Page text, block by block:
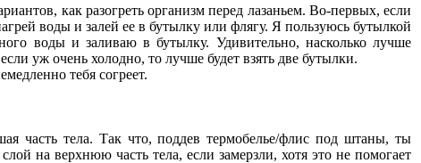
как разогреть организм перед лазаньем. Во-первых, если
воды и залей ее в бутылку или флягу. Я пользуюсь бутылкой
воды и заливаю в бутылку. Удивительно, насколько лучше
уж очень холодно, то лучше будет взять две бутылки.
тебя согреет.
часть тела. Так что, поддев термобелье/флис под штаны, ты
на верхнюю часть тела, если замерзли, хотя это не помогает